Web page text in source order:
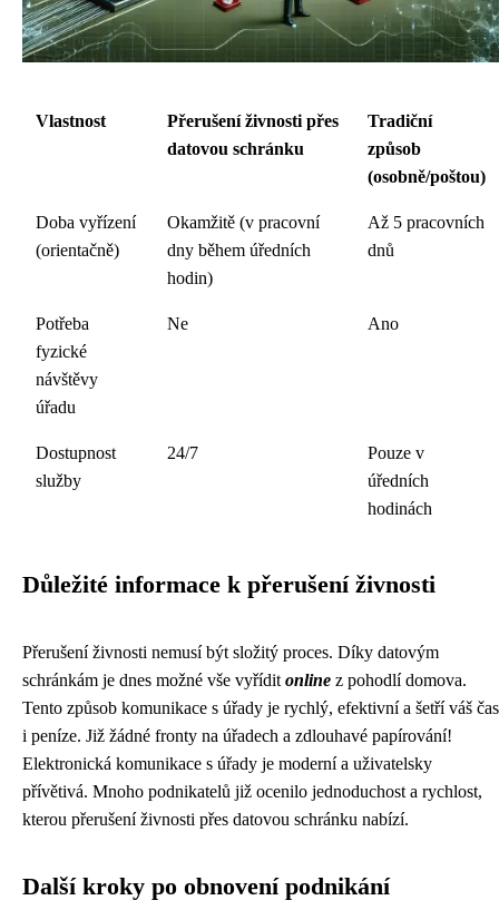
Vlastnost
Přerušení živnosti přes
datovou schránku
Tradiční
způsob
(osobně/poštou)
Doba vyřízení
(orientačně)
Okamžitě (v pracovní
dny během úředních
hodin)
Až 5 pracovních
dnů
Potřeba
fyzické
návštěvy
úřadu
Ne Ano
Dostupnost
služby
24/7
Pouze v
úředních
hodinách
Důležité informace k přerušení živnosti
Přerušení živnosti nemusí být složitý proces. Díky datovým
schránkám je dnes možné vše vyřídit online z pohodlí domova.
Tento způsob komunikace s úřady je rychlý, efektivní a šetří váš čas
i peníze. Již žádné fronty na úřadech a zdlouhavé papírování!
Elektronická komunikace s úřady je moderní a uživatelsky
přívětivá. Mnoho podnikatelů již ocenilo jednoduchost a rychlost,
kterou přerušení živnosti přes datovou schránku nabízí.
Další kroky po obnovení podnikání